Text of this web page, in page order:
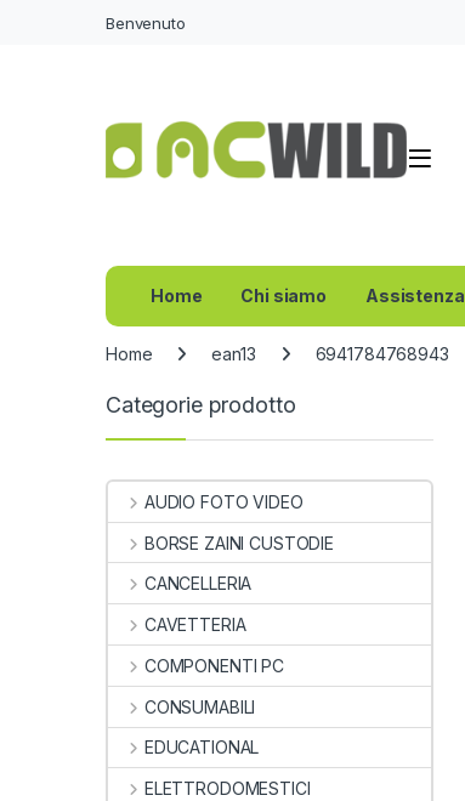
Benvenuto
Home Chi siamo Assistenza
Home ean13 6941784768943
Categorie prodotto
AUDIO FOTO VIDEO
BORSE ZAINI CUSTODIE
CANCELLERIA
CAVETTERIA
COMPONENTI PC
CONSUMABILI
EDUCATIONAL
ELETTRODOMESTICI